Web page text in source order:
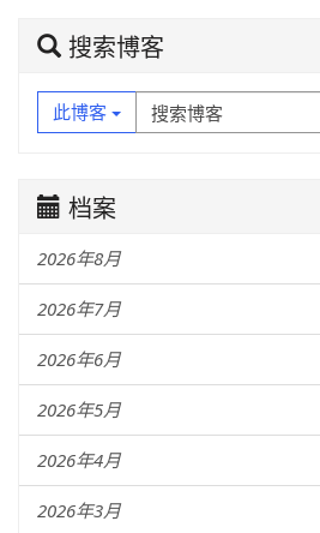
搜索博客
此博客
档案
2026年8月
2026年7月
2026年6月
2026年5月
2026年4月
2026年3月